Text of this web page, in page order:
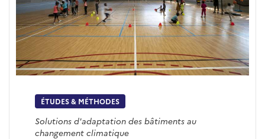
ÉTUDES & MÉTHODES
Solutions d'adaptation des bâtiments au
changement climatique